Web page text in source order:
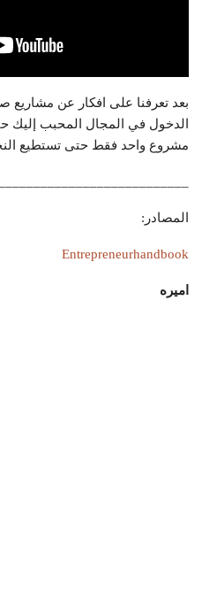
بعد تعرفنا على افكار عن مشاريع
الدخول في المجال المحبب إليك
مشروع واحد فقط حتى تستطيع
المصادر:
Entrepreneurhandbook
اميره